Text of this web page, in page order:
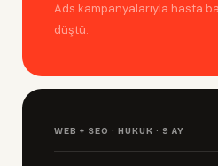
Ads kampanyalarıyla hasta
düştü.
WEB + SEO · HUKUK · 9 AY